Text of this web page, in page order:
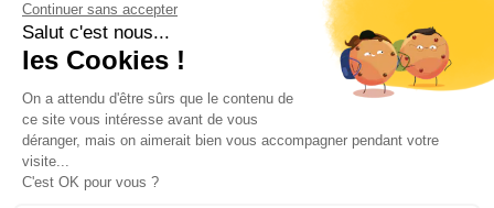
Continuer sans accepter
Salut c'est nous...
les Cookies !
On a attendu d'être sûrs que le contenu de
ce site vous intéresse avant de vous
déranger, mais on aimerait bien vous accompagner pendant votre
visite...
C'est OK pour vous ?
investissement immobilier peut prendre plusieurs mois,
voire plusieurs années.
Peut-on cumuler plusieurs de
ces activités ?